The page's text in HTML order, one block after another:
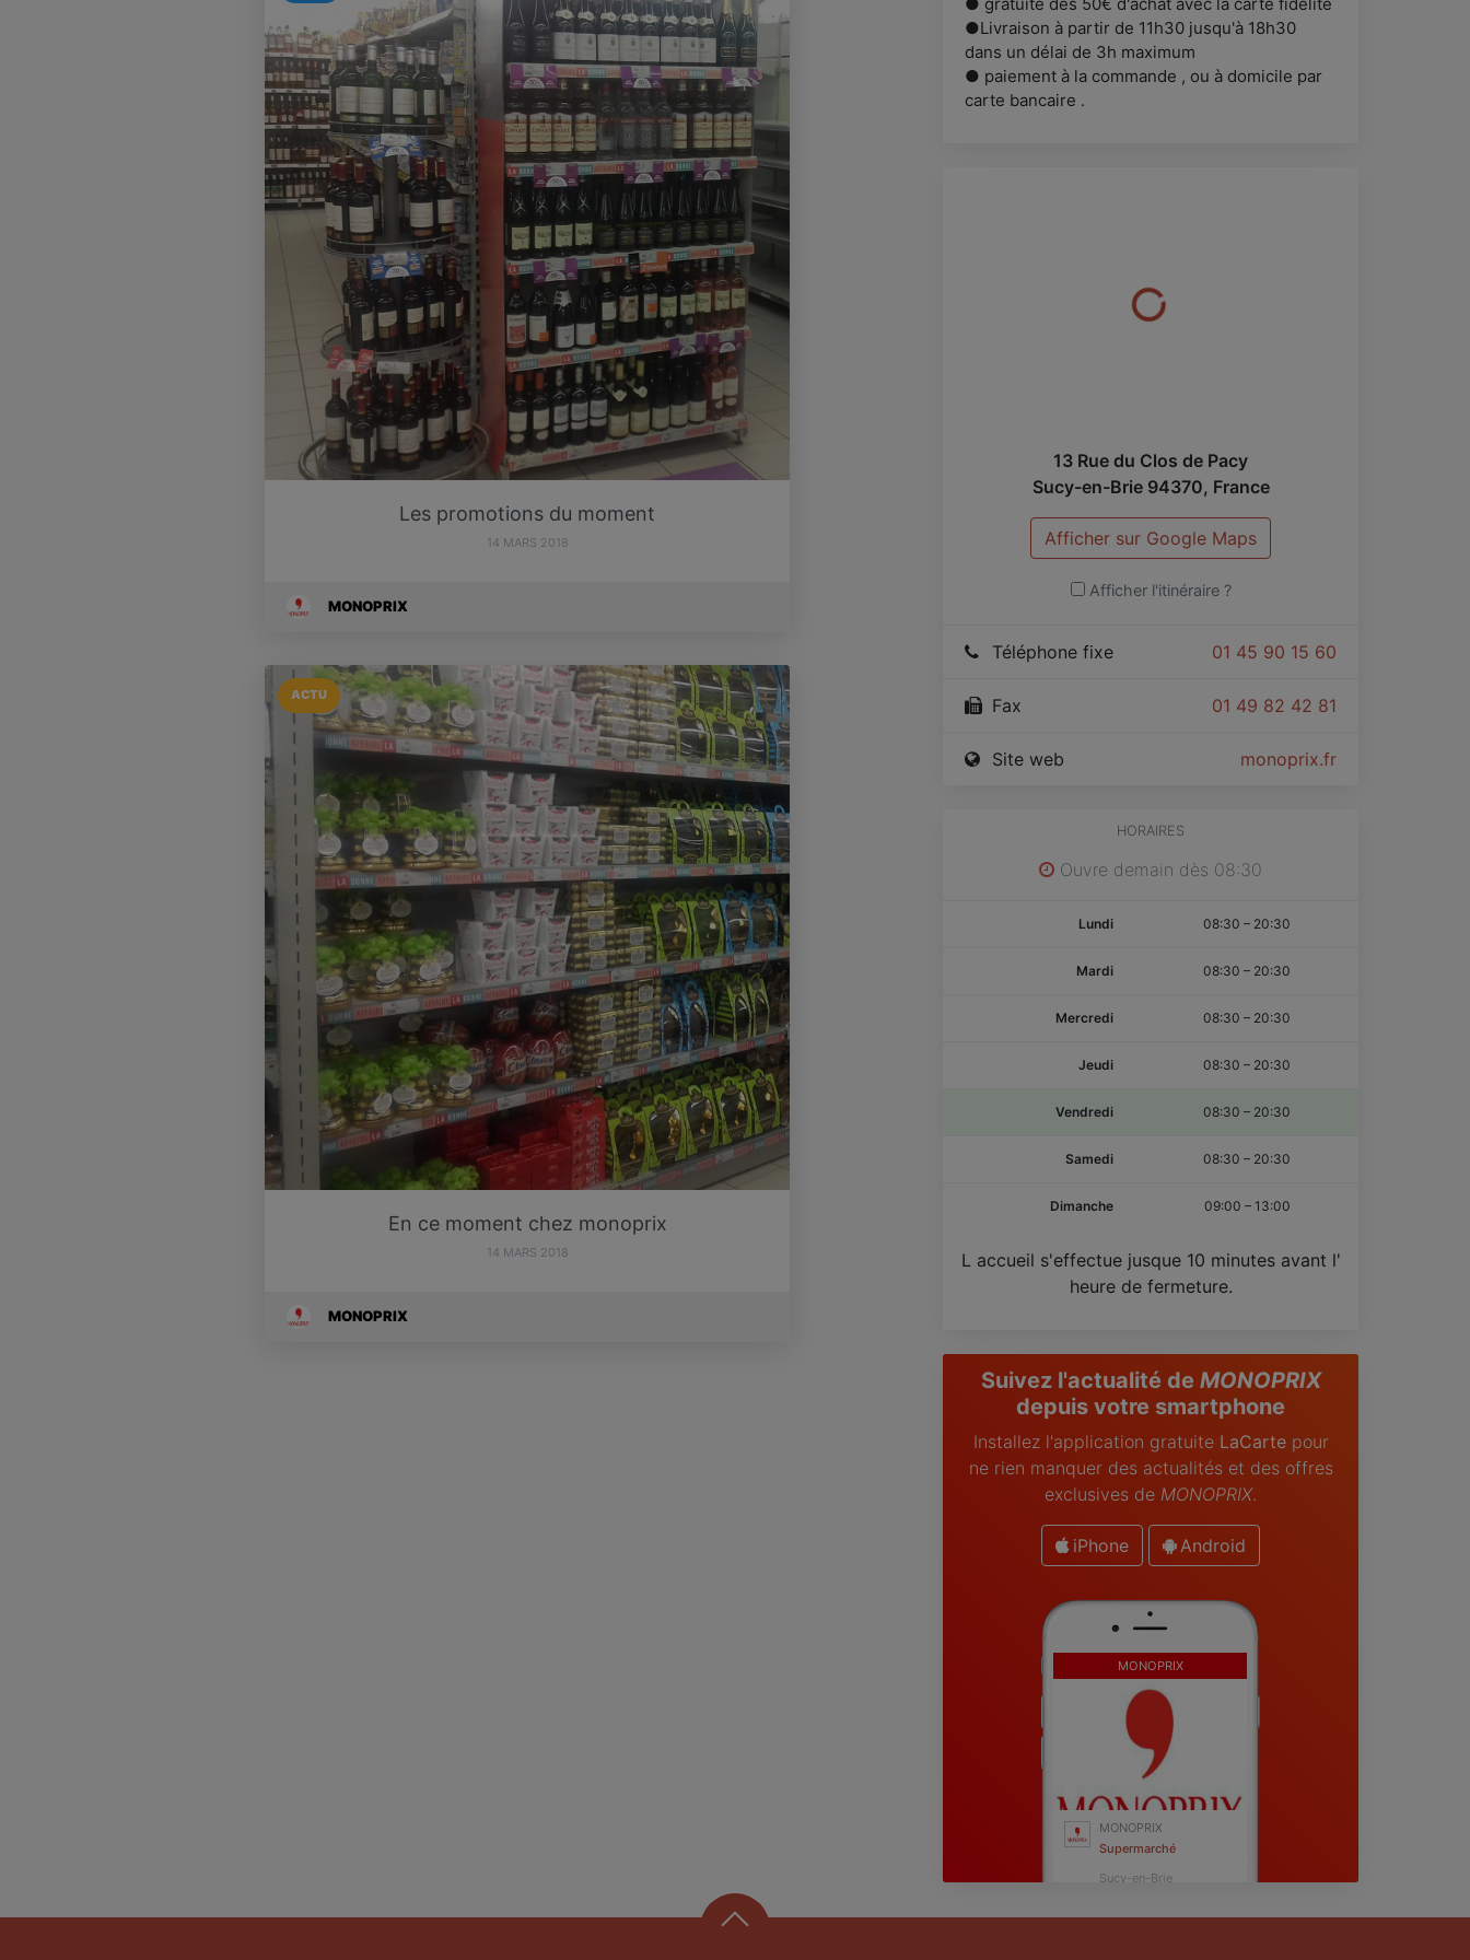
Les promotions du moment
14 MARS 2018
MONOPRIX
ACTU
En ce moment chez monoprix
14 MARS 2018
MONOPRIX
●Livraison à partir de 11h30 jusqu'à 18h30
dans un délai de 3h maximum
● paiement à la commande , ou à domicile par
carte bancaire .
13 Rue du Clos de Pacy
Sucy-en-Brie 94370, France
Afficher sur Google Maps
Afficher l'itinéraire ?
01 45 90 15 60
Téléphone fixe
01 49 82 42 81
Fax
monoprix.fr
Site web
HORAIRES
Ouvre demain dès 08:30
Lundi 08:30 – 20:30
Mardi 08:30 – 20:30
Mercredi 08:30 – 20:30
Jeudi 08:30 – 20:30
Vendredi 08:30 – 20:30
Samedi 08:30 – 20:30
Dimanche 09:00 – 13:00
L accueil s'effectue jusque 10 minutes avant l'
heure de fermeture.
Suivez l'actualité de MONOPRIX
depuis votre smartphone
Installez l'application gratuite LaCartepour
ne rien manquer des actualités et des offres
exclusives de MONOPRIX.
iPhone Android
MONOPRIX
MONOPRIX
Supermarché
Sucy-en-Brie